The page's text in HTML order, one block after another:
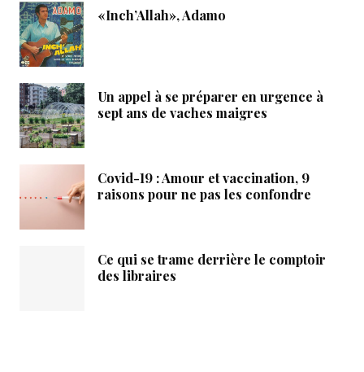
«Inch’Allah», Adamo
Un appel à se préparer en urgence à
sept ans de vaches maigres
Covid-19 : Amour et vaccination, 9
raisons pour ne pas les confondre
Ce qui se trame derrière le comptoir
des libraires